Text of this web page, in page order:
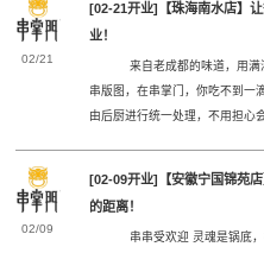
02/21
[02-21开业]【珠海南水店】
业！
来自老成都的味道，用
串版图，在串掌门，你吃不到一
由后厨进行统一处理，不用担心
02/09
[02-09开业]【安徽宁国锦苑
的距离！
串串受欢迎 灵魂是锅底